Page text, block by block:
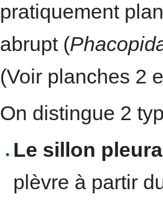
pratiquement
abrupt (
(Voir planches 2
On distingue 2
Le sillon
plèvre à partir